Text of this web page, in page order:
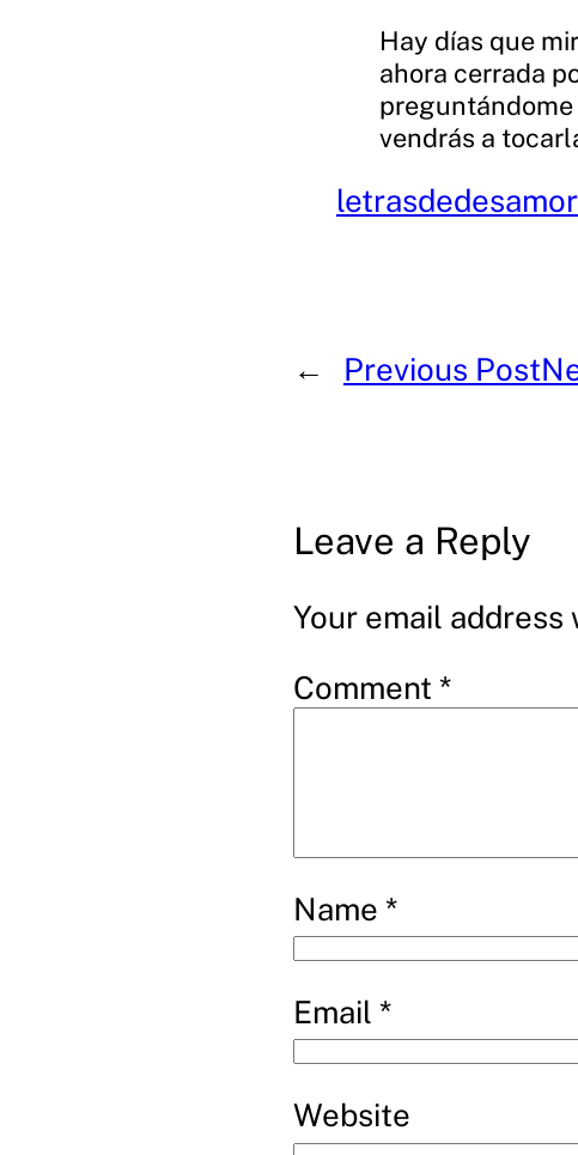
Hay días que
ahora cerrada
vendrás a
letrasdedesamor
← Previous Post
Leave a Reply
Your email
Comment *
Name *
Email *
Website